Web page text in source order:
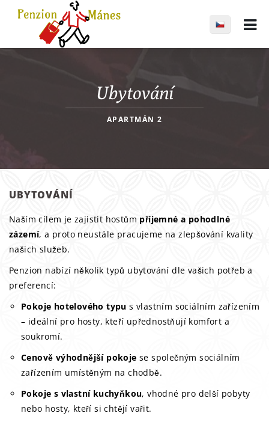
Ubytování
APARTMÁN 2
UBYTOVÁNÍ
Naším cílem je zajistit hostům příjemné a pohodlné
zázemí, a proto neustále pracujeme na zlepšování kvality
našich služeb.
Penzion nabízí několik typů ubytování dle vašich potřeb a
preferencí:
Pokoje hotelového typu s vlastním sociálním zařízením
– ideální pro hosty, kteří upřednostňují komfort a
soukromí.
Cenově výhodnější pokoje se společným sociálním
zařízením umístěným na chodbě.
Pokoje s vlastní kuchyňkou, vhodné pro delší pobyty
nebo hosty, kteří si chtějí vařit.